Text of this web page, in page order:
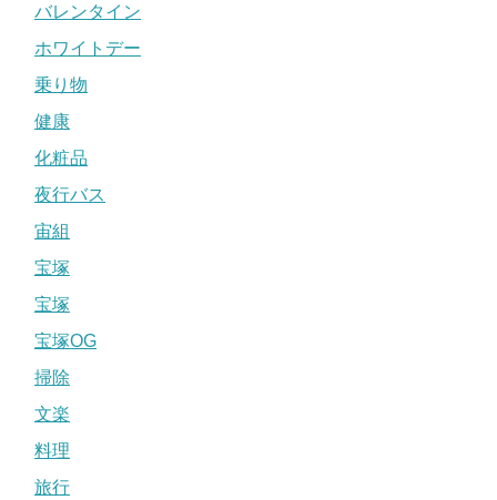
バレンタイン
ホワイトデー
乗り物
健康
化粧品
夜行バス
宙組
宝塚
宝塚
宝塚OG
掃除
文楽
料理
旅行